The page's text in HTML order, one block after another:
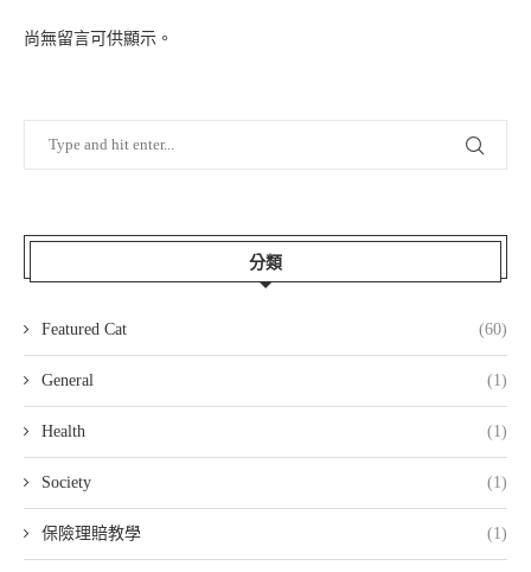
尚無留言可供顯示。
分類
Featured Cat (60)
General (1)
Health (1)
Society (1)
保險理賠教學 (1)